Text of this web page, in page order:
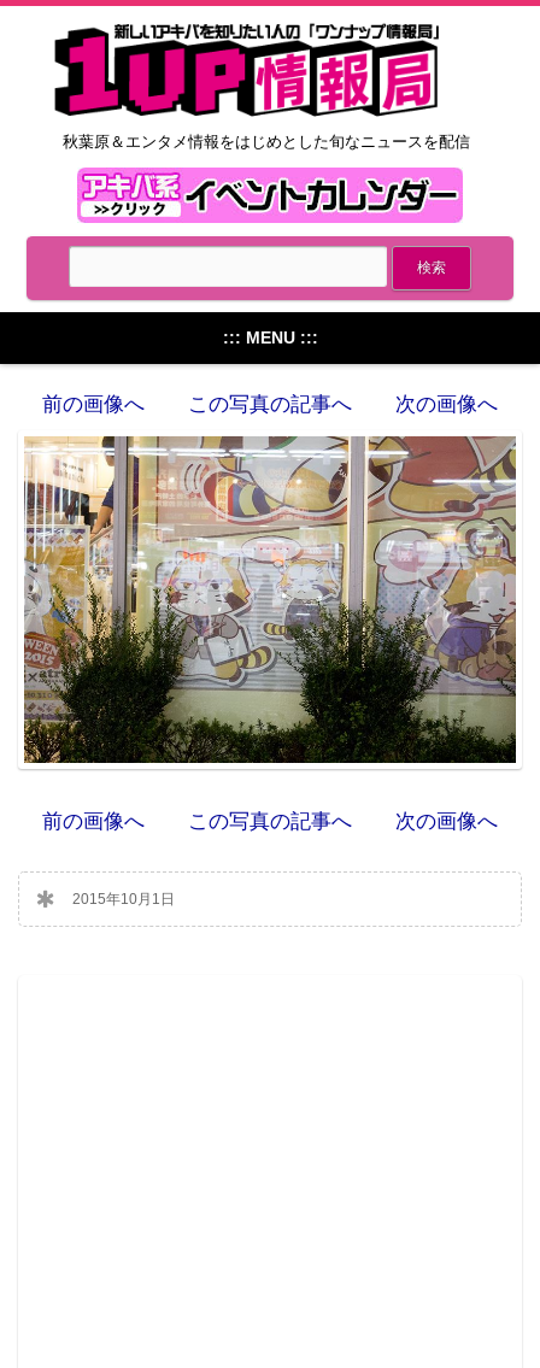
秋葉原＆エンタメ情報をはじめとした旬なニュースを配信
::: MENU :::
前の画像へ この写真の記事へ 次の画像へ
前の画像へ この写真の記事へ 次の画像へ
2015年10月1日